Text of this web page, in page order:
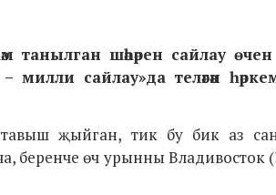
танылган шәһәрен сайлау
– милли сайлау»да теләгән
җыйган, тик бу бик аз
беренче өч урынны Владивосток